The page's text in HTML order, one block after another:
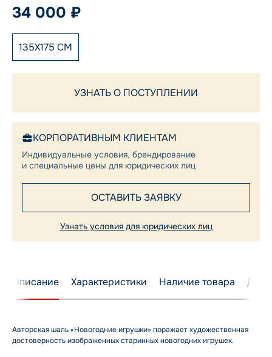
34 000 ₽
135X175 СМ
УЗНАТЬ О ПОСТУПЛЕНИИ
КОРПОРАТИВНЫМ КЛИЕНТАМ
Индивидуальные условия, брендирование
и специальные цены для юридических лиц
ОСТАВИТЬ ЗАЯВКУ
Узнать условия для юридических лиц
Описание Характеристики Наличие товара
Авторская шаль «Новогодние игрушки» поражает художественная
достоверность изображенных старинных новогодних игрушек.